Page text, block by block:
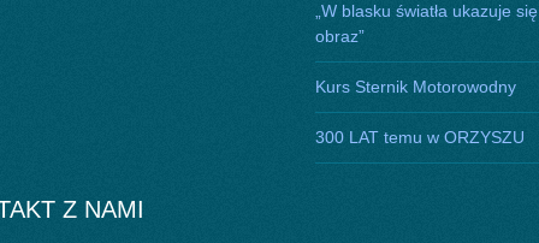
„W blasku światła ukazuje się
obraz”
Kurs Sternik Motorowodny
300 LAT temu w ORZYSZU
Z NAMI